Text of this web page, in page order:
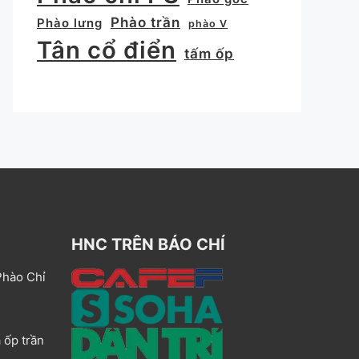
Phào lưng
Phào trần phào V
Tân cổ điển tấm ốp
Chỉ
ốp trần
HNC TRÊN BÁO CHÍ